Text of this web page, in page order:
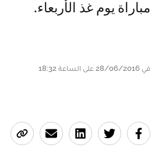
مباراة يوم غذ الأربعاء.
في 28/06/2016 على الساعة 18:32